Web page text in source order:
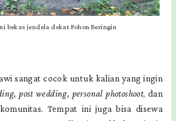
bekas jendela dekat Pohon Beringin
sangat cocok untuk kalian yang ingin
post wedding, personal photoshoot, dan
Tempat ini juga bisa disewa